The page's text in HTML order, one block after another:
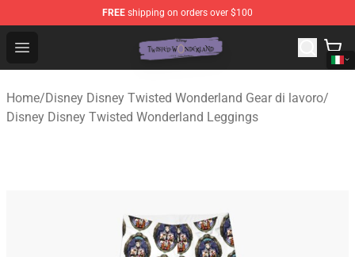
FREE shipping on orders over $100
Open menu
Twisted Wonderland Store - Official Twisted
Home/Disney Disney Twisted Wonderland Gear di lavoro/
Disney Disney Twisted Wonderland Leggings